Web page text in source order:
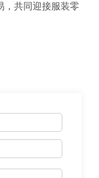
，共同迎接服装零